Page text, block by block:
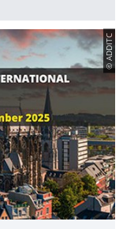
© ADDITC